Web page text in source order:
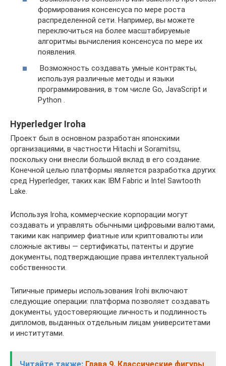
формирования консенсуса по мере роста
распределенной сети. Например, вы можете
переключиться на более масштабируемые
алгоритмы вычисления консенсуса по мере их
появления.
Возможность создавать умные контракты,
используя различные методы и языки
программирования, в том числе Go, JavaScript и
Python .
Hyperledger Iroha
Проект был в основном разработан японскими
организациями, в частности Hitachi и Soramitsu,
поскольку они внесли большой вклад в его создание.
Конечной целью платформы является разработка других
сред Hyperledger, таких как IBM Fabric и Intel Sawtooth
Lake.
Используя Iroha, коммерческие корпорации могут
создавать и управлять обычными цифровыми валютами,
такими как например фиатные или криптовалюты или
сложные активы — сертификаты, патенты и другие
документы, подтверждающие права интеллектуальной
собственности.
Типичные примеры использования Irohi включают
следующие операции: платформа позволяет создавать
документы, удостоверяющие личность и подлинность
дипломов, выданных отдельным лицам университетами
и институтами.